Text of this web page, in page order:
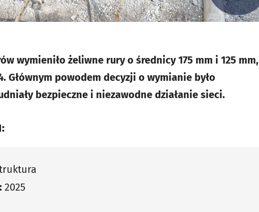
wymieniło żeliwne rury o średnicy 175 mm i 125 mm,
Głównym powodem decyzji o wymianie było
bezpieczne i niezawodne działanie sieci.
2025